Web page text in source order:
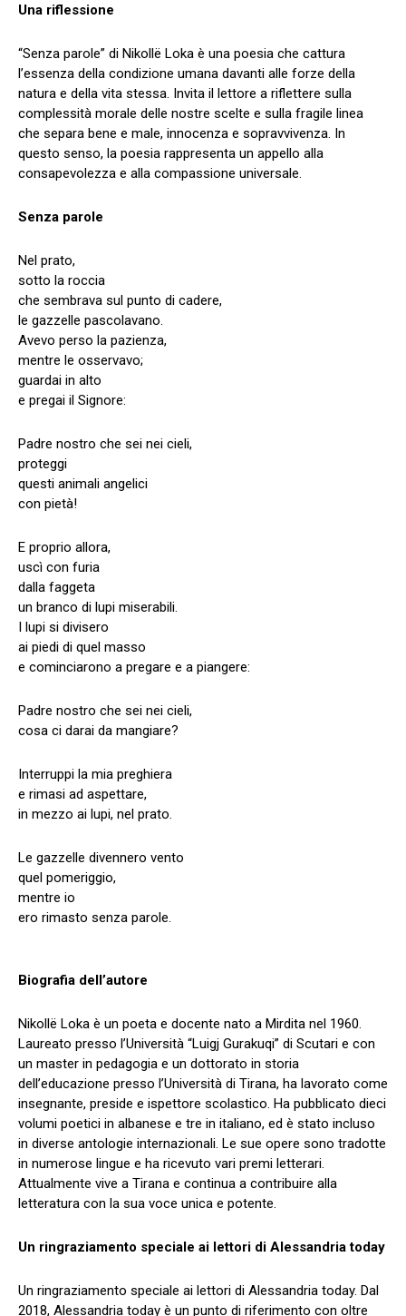
Una riflessione
“Senza parole” di Nikollë Loka è una poesia che cattura
l’essenza della condizione umana davanti alle forze della
natura e della vita stessa. Invita il lettore a riflettere sulla
complessità morale delle nostre scelte e sulla fragile linea
che separa bene e male, innocenza e sopravvivenza. In
questo senso, la poesia rappresenta un appello alla
consapevolezza e alla compassione universale.
Senza parole
Nel prato,
sotto la roccia
che sembrava sul punto di cadere,
le gazzelle pascolavano.
Avevo perso la pazienza,
mentre le osservavo;
guardai in alto
e pregai il Signore:
Padre nostro che sei nei cieli,
proteggi
questi animali angelici
con pietà!
E proprio allora,
uscì con furia
dalla faggeta
un branco di lupi miserabili.
I lupi si divisero
ai piedi di quel masso
e cominciarono a pregare e a piangere:
Padre nostro che sei nei cieli,
cosa ci darai da mangiare?
Interruppi la mia preghiera
e rimasi ad aspettare,
in mezzo ai lupi, nel prato.
Le gazzelle divennero vento
quel pomeriggio,
mentre io
ero rimasto senza parole.
Biografia dell’autore
Nikollë Loka è un poeta e docente nato a Mirdita nel 1960.
Laureato presso l’Università “Luigj Gurakuqi” di Scutari e con
un master in pedagogia e un dottorato in storia
dell’educazione presso l’Università di Tirana, ha lavorato come
insegnante, preside e ispettore scolastico. Ha pubblicato dieci
volumi poetici in albanese e tre in italiano, ed è stato incluso
in diverse antologie internazionali. Le sue opere sono tradotte
in numerose lingue e ha ricevuto vari premi letterari.
Attualmente vive a Tirana e continua a contribuire alla
letteratura con la sua voce unica e potente.
Un ringraziamento speciale ai lettori di Alessandria today
Un ringraziamento speciale ai lettori di Alessandria today. Dal
2018, Alessandria today è un punto di riferimento con oltre